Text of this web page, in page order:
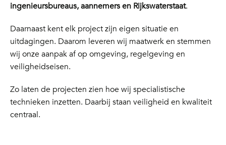
ingenieursbureaus, aannemers en Rijkswaterstaat.
Daarnaast kent elk project zijn eigen situatie en
uitdagingen. Daarom leveren wij maatwerk en stemmen
wij onze aanpak af op omgeving, regelgeving en
veiligheidseisen.
Zo laten de projecten zien hoe wij specialistische
technieken inzetten. Daarbij staan veiligheid en kwaliteit
centraal.